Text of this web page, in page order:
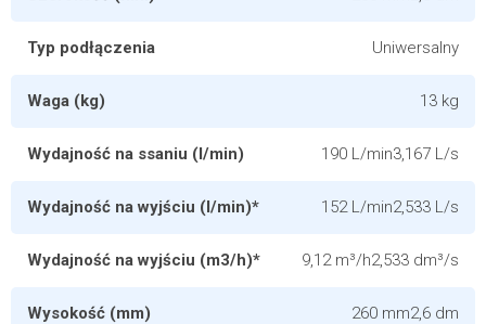
Typ podłączenia Uniwersalny
Waga (kg) 13 kg
Wydajność na ssaniu (l/min) 190 L/min3,167 L/s
Wydajność na wyjściu (l/min)* 152 L/min2,533 L/s
Wydajność na wyjściu (m3/h)* 9,12 m³/h2,533 dm³/s
Wysokość (mm) 260 mm2,6 dm